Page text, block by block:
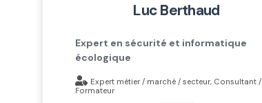
luc berthaud
Expert en sécurité et informatique
écologique
Expert métier / marché / secteur, Consultant /
Formateur